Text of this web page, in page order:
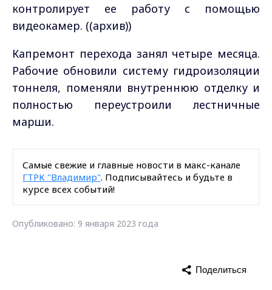
контролирует ее работу с помощью
видеокамер. ((архив))
Капремонт перехода занял четыре месяца.
Рабочие обновили систему гидроизоляции
тоннеля, поменяли внутреннюю отделку и
полностью переустроили лестничные
марши.
Самые свежие и главные новости в макс-канале
ГТРК "Владимир". Подписывайтесь и будьте в
курсе всех событий!
Опубликовано: 9 января 2023 года
Поделиться